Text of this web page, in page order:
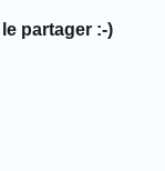
partager :-)